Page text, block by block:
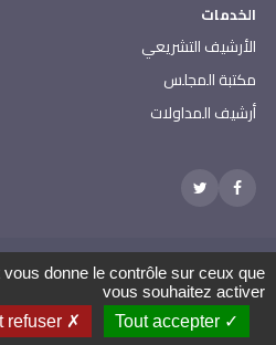
الخدمات
الأرشيف التشريعي
مكتبة المجلس
أرشيف المداولات
مجلس نواب الشعب - جميع
الفاكس: 608 514 71 (216) |
donne le contrôle sur ceux que
vous souhaitez activer